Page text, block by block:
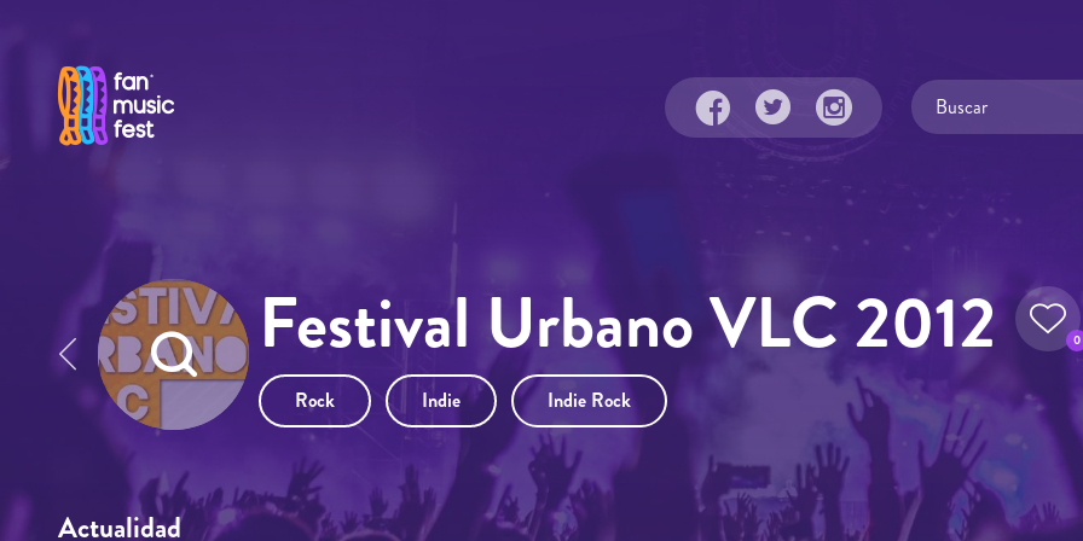
Festival Urbano VLC 2012 0
Rock Indie Indie Rock
Actualidad